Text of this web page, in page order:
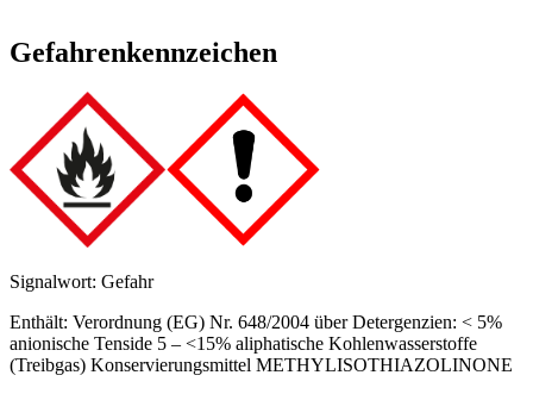
Gefahrenkennzeichen
Signalwort: Gefahr
Enthält: Verordnung (EG) Nr. 648/2004 über Detergenzien: < 5%
anionische Tenside 5 – <15% aliphatische Kohlenwasserstoffe
(Treibgas) Konservierungsmittel METHYLISOTHIAZOLINONE